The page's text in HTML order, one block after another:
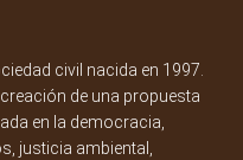
civil nacida en 1997.
de una propuesta
en la democracia,
justicia ambiental,